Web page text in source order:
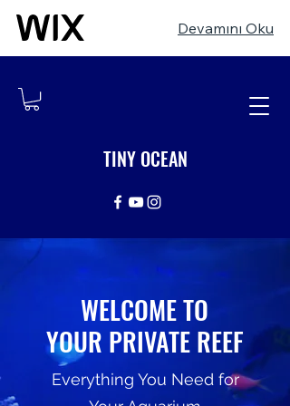
Devamını Oku